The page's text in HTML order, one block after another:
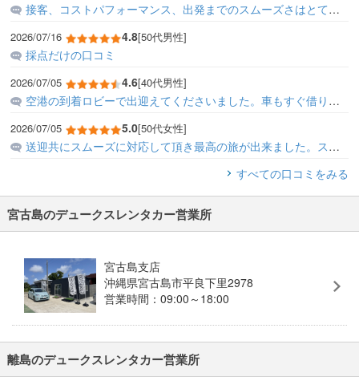
接客、コストパフォーマンス、出発までのスムーズさはとても良かったと感じました。 テンポの雰囲気・設備などは店舗着から出発までがスムーズすぎて、何も言えることがありませ...
2026/07/16 4.8[50代男性]
採点だけの口コミ
2026/07/05 4.6[40代男性]
空港の到着ロビーで出迎えてくださいました。車もすぐ借りられとてもスムーズでした。帰りももちろん待たされる事なく空港まで送ってくださいました。また絶対利用します。ありが...
2026/07/05 5.0[50代女性]
送迎共にスムーズに対応して頂き最高の旅が出来ました。スタッフの方も色々と教えて頂き大満足でした。 ありがとうございます。
すべての口コミをみる
宮古島のデュークスレンタカー営業所
宮古島支店
沖縄県宮古島市平良下里2978
営業時間：09:00～18:00
離島のデュークスレンタカー営業所